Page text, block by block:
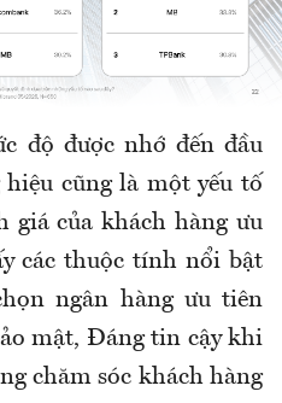
độ được nhớ đến đầu
cũng là một yếu tố
giá của khách hàng ưu
các thuộc tính nổi bật
ngân hàng ưu tiên
mật, Đáng tin cậy khi
chăm sóc khách hàng